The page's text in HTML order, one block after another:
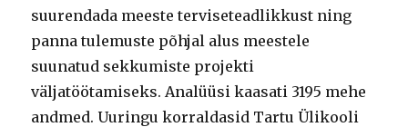
suurendada meeste terviseteadlikkust ning
panna tulemuste põhjal alus meestele
suunatud sekkumiste projekti
väljatöötamiseks. Analüüsi kaasati 3195 mehe
andmed. Uuringu korraldasid Tartu Ülikooli